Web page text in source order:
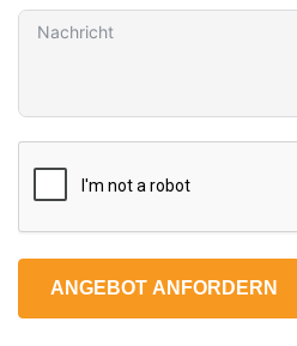
ANGEBOT ANFORDERN